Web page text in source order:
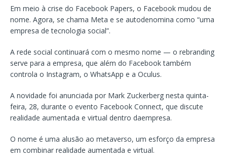
Em meio à crise do Facebook Papers, o Facebook mudou de
nome. Agora, se chama Meta e se autodenomina como “uma
empresa de tecnologia social”.
A rede social continuará com o mesmo nome — o rebranding
serve para a empresa, que além do Facebook também
controla o Instagram, o WhatsApp e a Oculus.
A novidade foi anunciada por Mark Zuckerberg nesta quinta-
feira, 28, durante o evento Facebook Connect, que discute
realidade aumentada e virtual dentro daempresa.
O nome é uma alusão ao metaverso, um esforço da empresa
em combinar realidade aumentada e virtual.